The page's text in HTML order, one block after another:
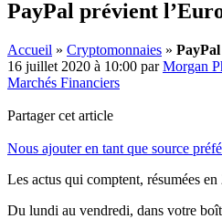
PayPal prévient
Accueil » Cryptomonnaies »
16 juillet 2020 à 10:00 parMorgan
Marchés Financiers
Partager cet article
Nous ajouter en tant que source
Les actus qui comptent, résumées en
Du lundi au vendredi, dans votre